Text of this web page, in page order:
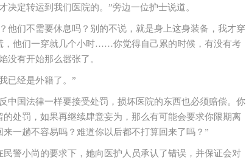
决定转运到我们医院的。”旁边一位护士说道。
他们不需要休息吗？别的不说，就是身上这身装备，我才穿
，他们一穿就几个小时……你觉得自己累的时候，有没有考
没有开始那么嚣张了。
已经是外籍了。”
中国法律一样要接受处罚，损坏医院的东西也必须赔偿。你
处罚，如果再继续肆意妄为，那么有可能会要求你限期离
一趟不容易吗？难道你以后都不打算回来了吗？”
警小尚的要求下，她向医护人员承认了错误，并保证会对